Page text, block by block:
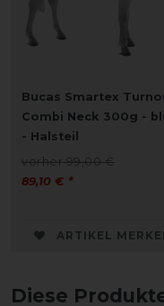
Bucas Smartex
Combi Neck 300g -
- Halsteil
vorher 99,00 €
89,10 € *
ARTIKEL
Diese